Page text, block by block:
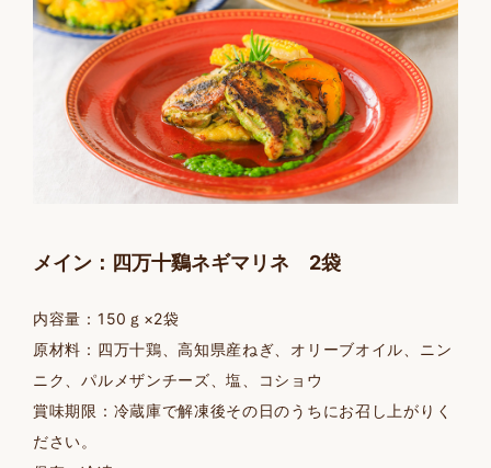
メイン：四万十鷄ネギマリネ 2袋
内容量：150ｇ×2袋
原材料：四万十鶏、高知県産ねぎ、オリーブオイル、ニン
ニク、パルメザンチーズ、塩、コショウ
賞味期限：冷蔵庫で解凍後その日のうちにお召し上がりく
ださい。